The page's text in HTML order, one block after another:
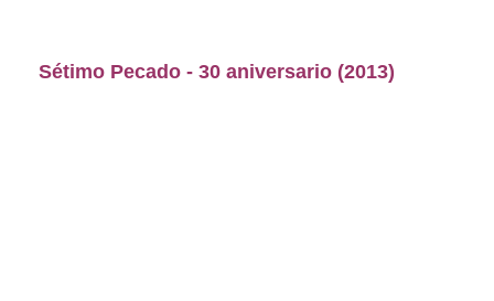
Sétimo Pecado - 30 aniversario (2013)